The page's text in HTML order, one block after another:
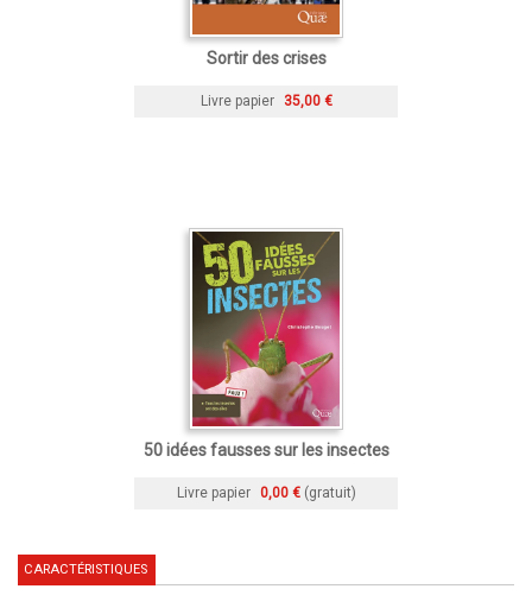
Sortir des crises
Livre papier 35,00 €
50 idées fausses sur les insectes
Livre papier 0,00 € (gratuit)
CARACTÉRISTIQUES